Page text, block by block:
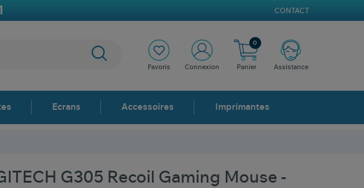
CONTACT
Favoris Connexion Panier
0
Assistance
Ecrans Accessoires Imprimantes
G305 Recoil Gaming Mouse -